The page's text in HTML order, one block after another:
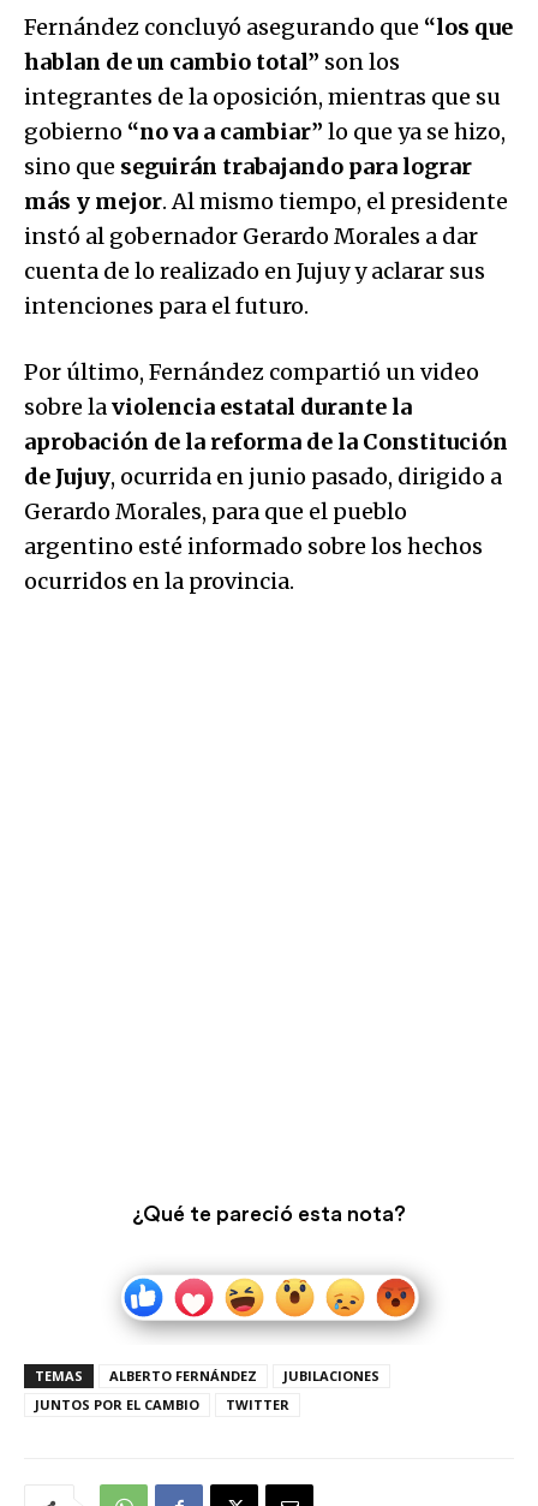
Fernández concluyó asegurando que “los que
hablan de un cambio total” son los
integrantes de la oposición, mientras que su
gobierno “no va a cambiar” lo que ya se hizo,
sino que seguirán trabajando para lograr
más y mejor. Al mismo tiempo, el presidente
instó al gobernador Gerardo Morales a dar
cuenta de lo realizado en Jujuy y aclarar sus
intenciones para el futuro.
Por último, Fernández compartió un video
sobre laviolencia estatal durante la
aprobación de la reforma de la Constitución
de Jujuy, ocurrida en junio pasado, dirigido a
Gerardo Morales, para que el pueblo
argentino esté informado sobre los hechos
ocurridos en la provincia.
¿Qué te pareció esta nota?
TEMAS ALBERTO FERNÁNDEZ
JUBILACIONES
JUNTOS POR EL CAMBIO
TWITTER